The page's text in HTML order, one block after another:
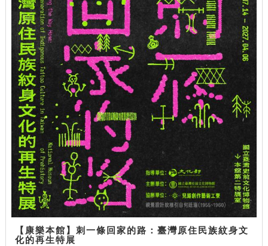
【康樂本館】刺一條回家的路：臺灣原住民族紋身文
化的再生特展